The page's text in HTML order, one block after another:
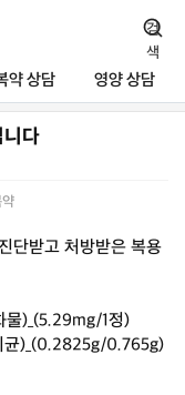
약 상담 영양 상담
검
색
다
단받고 처방받은 복용
물)_(5.29mg/1정)
균)_(0.2825g/0.765g)